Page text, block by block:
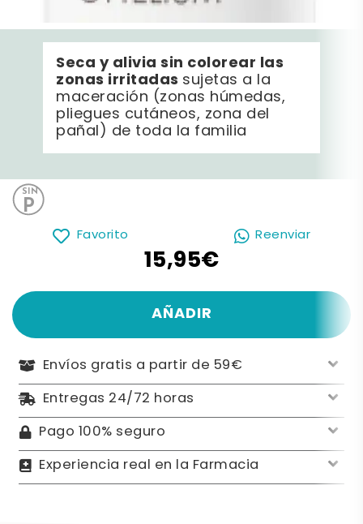
Seca y alivia sin colorear las
zonas irritadas sujetas a la
maceración (zonas húmedas,
pliegues cutáneos, zona del
pañal) de toda la familia
Favorito Reenviar
15,95€
AÑADIR
Envíos gratis a partir de 59€
Entregas 24/72 horas
Pago 100% seguro
Experiencia real en la Farmacia